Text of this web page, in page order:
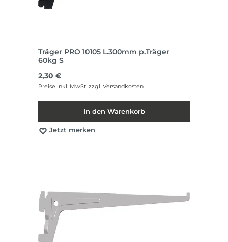
Träger PRO 10105 L.300mm p.Träger
60kg S
Regulärer Preis:
2,30 €
Preise inkl. MwSt. zzgl. Versandkosten
In den Warenkorb
Jetzt merken